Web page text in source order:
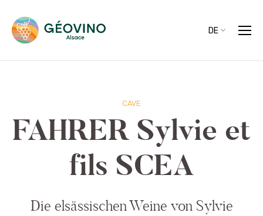
DE
CAVE
FAHRER Sylvie et
fils SCEA
Die elsässischen Weine von Sylvie